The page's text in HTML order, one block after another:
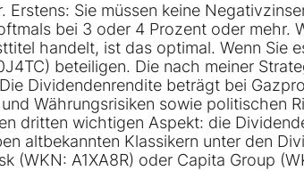
Erstens: Sie müssen keine
bei 3 oder 4 Prozent oder mehr.
handelt, ist das optimal. Wenn Sie
beteiligen. Die nach meiner
Dividendenrendite beträgt bei
Währungsrisiken sowie politischen
dritten wichtigen Aspekt: die
altbekannten Klassikern unter den
(WKN: A1XA8R) oder Capita Group